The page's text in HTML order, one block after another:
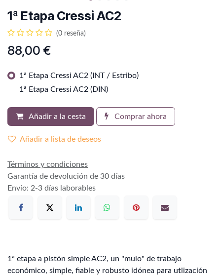
1ª Etapa Cressi AC2
(0 reseña)
88,00 €
1ª Etapa Cressi AC2 (INT / Estribo)
1ª Etapa Cressi AC2 (DIN)
Añadir a la cesta Comprar ahora
Añadir a lista de deseos
Términos y condiciones
Garantía de devolución de 30 días
Envío: 2-3 días laborables
1ª etapa a pistón simple AC2, un "mulo" de trabajo
económico, simple, fiable y robusto idónea para utlización